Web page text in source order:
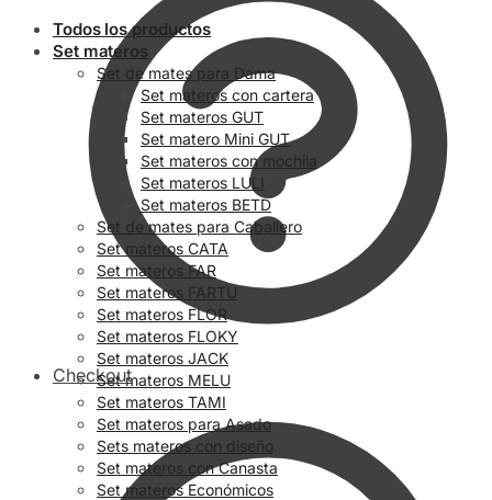
Checkout
Todos los productos
Set materos
Set de mates para Dama
Set materos con cartera
Set materos GUT
Set matero Mini GUT
Set materos con mochila
Set materos LULI
Set materos BETD
Set de mates para Caballero
Set materos CATA
Set materos FAR
Set materos FARTU
Set materos FLOR
Set materos FLOKY
Set materos JACK
Set materos MELU
Set materos TAMI
Set materos para Asado
Sets materos con diseño
Set materos con Canasta
Set materos Económicos